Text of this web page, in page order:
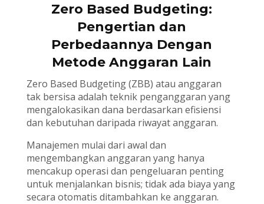
Zero Based Budgeting:
Pengertian dan
Perbedaannya Dengan
Metode Anggaran Lain
Zero Based Budgeting (ZBB) atau anggaran
tak bersisa adalah teknik penganggaran yang
mengalokasikan dana berdasarkan efisiensi
dan kebutuhan daripada riwayat anggaran.
Manajemen mulai dari awal dan
mengembangkan anggaran yang hanya
mencakup operasi dan pengeluaran penting
untuk menjalankan bisnis; tidak ada biaya yang
secara otomatis ditambahkan ke anggaran.